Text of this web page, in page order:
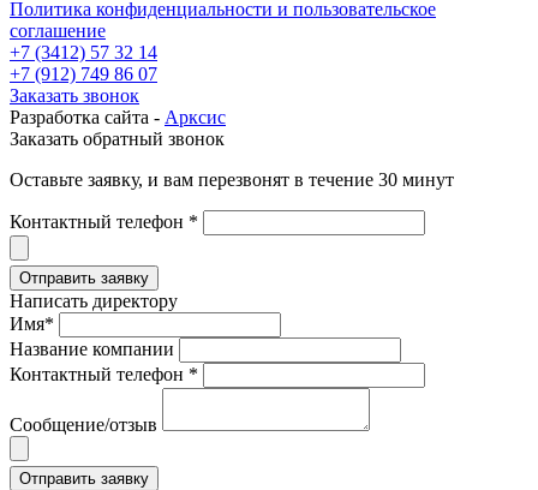
Политика конфиденциальности и пользовательское
соглашение
+7 (3412) 57 32 14
+7 (912) 749 86 07
Заказать звонок
Разработка сайта - Арксис
Заказать обратный звонок
Оставьте заявку, и вам перезвонят в течение 30 минут
Контактный телефон *
Написать директору
Имя*
Название компании
Контактный телефон *
Сообщение/отзыв